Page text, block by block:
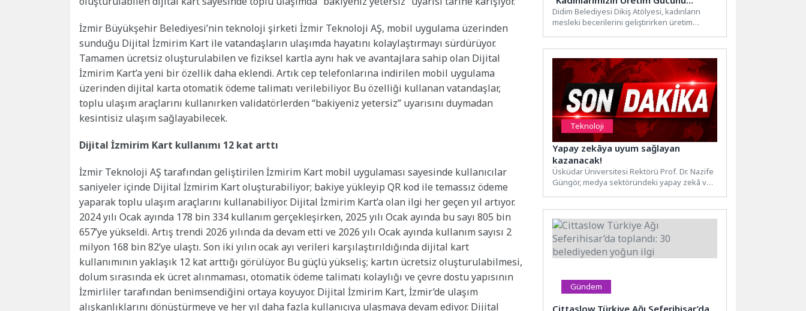
İzmir Büyükşehir Belediyesi’nin teknoloji şirketi İzmir Teknoloji AŞ, mobil uygulama üzerinden
sunduğu Dijital İzmirim Kart ile vatandaşların ulaşımda hayatını kolaylaştırmayı sürdürüyor.
Tamamen ücretsiz oluşturulabilen ve fiziksel kartla aynı hak ve avantajlara sahip olan Dijital
İzmirim Kart’a yeni bir özellik daha eklendi. Artık cep telefonlarına indirilen mobil uygulama
üzerinden dijital karta otomatik ödeme talimatı verilebiliyor. Bu özelliği kullanan vatandaşlar,
toplu ulaşım araçlarını kullanırken validatörlerden “bakiyeniz yetersiz” uyarısını duymadan
kesintisiz ulaşım sağlayabilecek.
Dijital İzmirim Kart kullanımı 12 kat arttı
İzmir Teknoloji AŞ tarafından geliştirilen İzmirim Kart mobil uygulaması sayesinde kullanıcılar
saniyeler içinde Dijital İzmirim Kart oluşturabiliyor; bakiye yükleyip QR kod ile temassız ödeme
yaparak toplu ulaşım araçlarını kullanabiliyor. Dijital İzmirim Kart’a olan ilgi her geçen yıl artıyor.
2024 yılı Ocak ayında 178 bin 334 kullanım gerçekleşirken, 2025 yılı Ocak ayında bu sayı 805 bin
657’ye yükseldi. Artış trendi 2026 yılında da devam etti ve 2026 yılı Ocak ayında kullanım sayısı 2
milyon 168 bin 82’ye ulaştı. Son iki yılın ocak ayı verileri karşılaştırıldığında dijital kart
kullanımının yaklaşık 12 kat arttığı görülüyor. Bu güçlü yükseliş; kartın ücretsiz oluşturulabilmesi,
dolum sırasında ek ücret alınmaması, otomatik ödeme talimatı kolaylığı ve çevre dostu yapısının
İzmirliler tarafından benimsendiğini ortaya koyuyor. Dijital İzmirim Kart, İzmir’de ulaşım
alışkanlıklarını dönüştürmeye ve her yıl daha fazla kullanıcıya ulaşmaya devam ediyor. Dijital
Destekliyoruz”
Didim Belediyesi Dikiş Atölyesi, kadınların
mesleki becerilerini geliştirirken üretim
Teknoloji
Yapay zekâya uyum sağlayan
kazanacak!
Üsküdar Üniversitesi Rektörü Prof. Dr. Nazife
Güngör, medya sektöründeki yapay zekâ ve
Gündem
Cittaslow Türkiye Ağı Seferihisar’da